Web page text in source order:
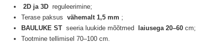
2D ja 3D reguleerimine;
Terase paksus vähemalt 1,5 mm ;
BAULUKE ST seeria luukide mõõtmed laiusega 20–60 cm;
Tootmine tellimisel 70–100 cm.